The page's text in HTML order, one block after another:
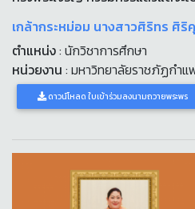
เกล้ากระหม่อม นางสาวศิริทร ศิ
ตำแหน่ง: นักวิชาการศึกษา
หน่วยงาน : มหาวิทยาลัยราชภัฏกำ
ดาวน์โหลด ใบเข้าร่วมลงนามถวายพระพร